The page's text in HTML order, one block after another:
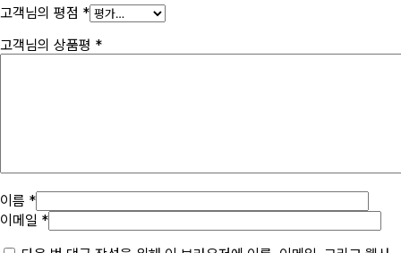
고객님의 평점 *
고객님의 상품평 *
이름 *
이메일 *